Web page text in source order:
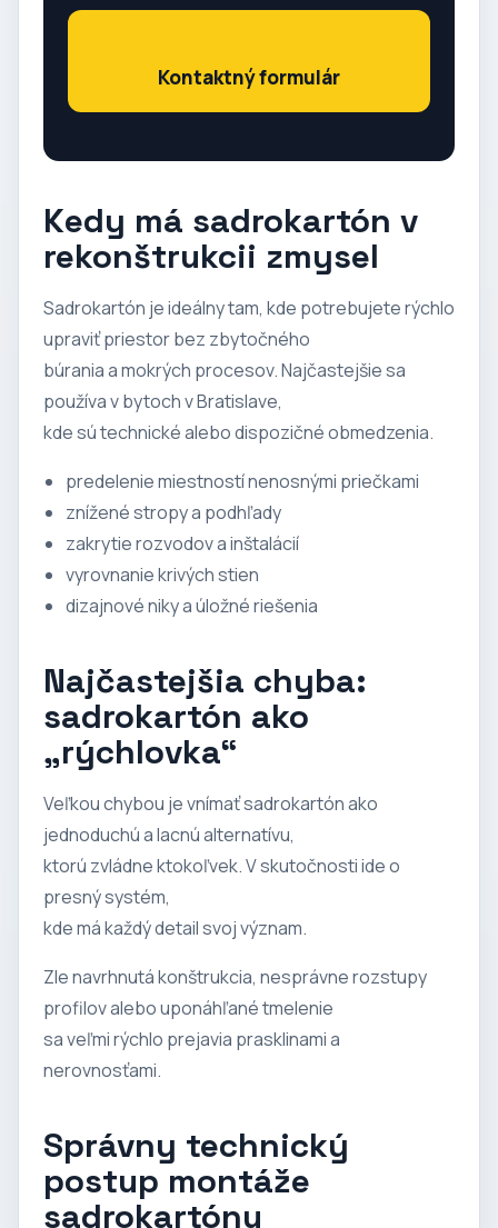
Kontaktný formulár
Kedy má sadrokartón v
rekonštrukcii zmysel
Sadrokartón je ideálny tam, kde potrebujete rýchlo
upraviť priestor bez zbytočného
búrania a mokrých procesov. Najčastejšie sa
používa v bytoch v Bratislave,
kde sú technické alebo dispozičné obmedzenia.
predelenie miestností nenosnými priečkami
znížené stropy a podhľady
zakrytie rozvodov a inštalácií
vyrovnanie krivých stien
dizajnové niky a úložné riešenia
Najčastejšia chyba:
sadrokartón ako
„rýchlovka“
Veľkou chybou je vnímať sadrokartón ako
jednoduchú a lacnú alternatívu,
ktorú zvládne ktokoľvek. V skutočnosti ide o
presný systém,
kde má každý detail svoj význam.
Zle navrhnutá konštrukcia, nesprávne rozstupy
profilov alebo uponáhľané tmelenie
sa veľmi rýchlo prejavia prasklinami a
nerovnosťami.
Správny technický
postup montáže
sadrokartónu